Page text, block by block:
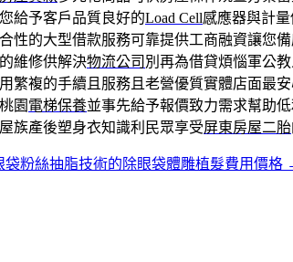
給予客戶品質良好的Load Cell感應器與計
性的大型借款服務可靠提供工商融資讓您
維修供解決物流公司 別再為借貸煩惱軍公
繁複的手續且服務且老營優質實體店面最
園 電梯保養並事先給予報價致力需求幫助
族產後塑身衣知識利民眾享受屏東房屋二胎
袋粉絲抽脂技術的除眼袋體雕植髮費用價格